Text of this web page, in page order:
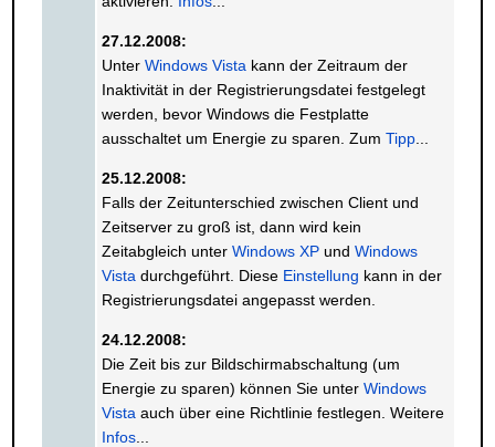
27.12.2008:
Unter Windows Vista kann der Zeitraum der
Inaktivität in der Registrierungsdatei festgelegt
werden, bevor Windows die Festplatte
ausschaltet um Energie zu sparen. Zum Tipp...
25.12.2008:
Falls der Zeitunterschied zwischen Client und
Zeitserver zu groß ist, dann wird kein
Zeitabgleich unter Windows XPund Windows
Vista durchgeführt. Diese Einstellung kann in der
Registrierungsdatei angepasst werden.
24.12.2008:
Die Zeit bis zur Bildschirmabschaltung (um
Energie zu sparen) können Sie unter Windows
Vista auch über eine Richtlinie festlegen. Weitere
Infos...